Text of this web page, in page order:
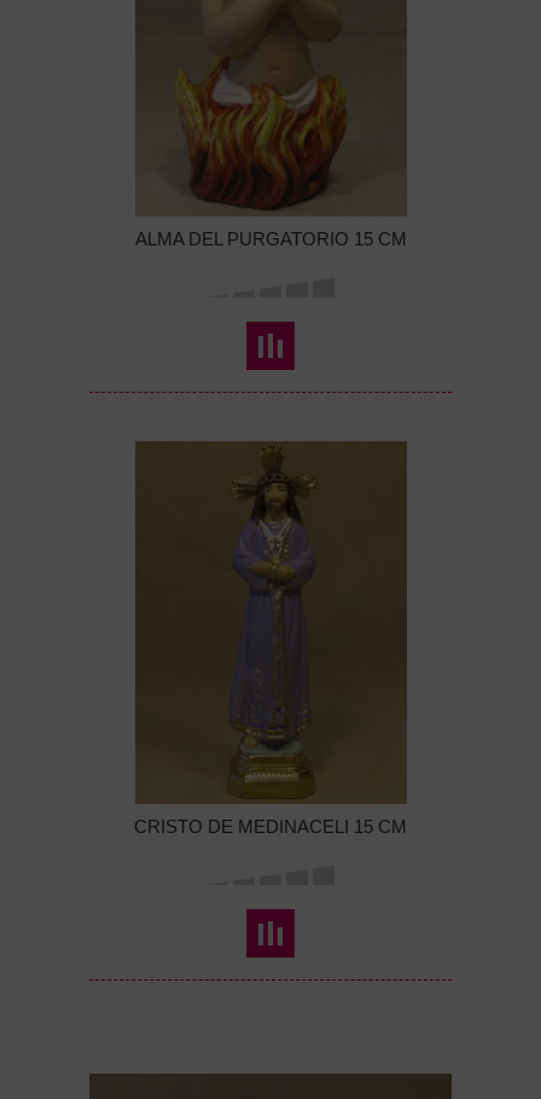
ALMA DEL PURGATORIO 15 CM
CRISTO DE MEDINACELI 15 CM